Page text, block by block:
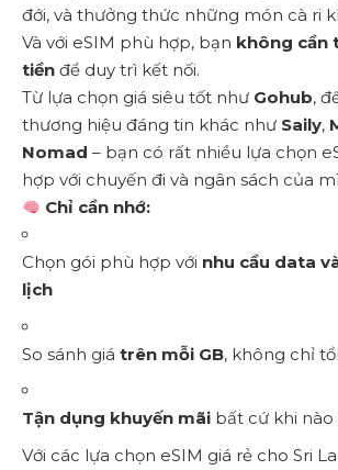
đới, và thưởng thức những món cà ri
Và với eSIM phù hợp, bạn không cần
tiền để duy trì kết nối.
Từ lựa chọn giá siêu tốt như Gohub,
thương hiệu đáng tin khác như Saily,
Nomad – bạn có rất nhiều lựa chọn
hợp với chuyến đi và ngân sách của
Chỉ cần nhớ:
Chọn gói phù hợp với nhu cầu data
lịch
So sánh giá trên mỗi GB, không chỉ
Tận dụng khuyến mãi bất cứ khi
Với các lựa chọn eSIM giá rẻ cho Sri